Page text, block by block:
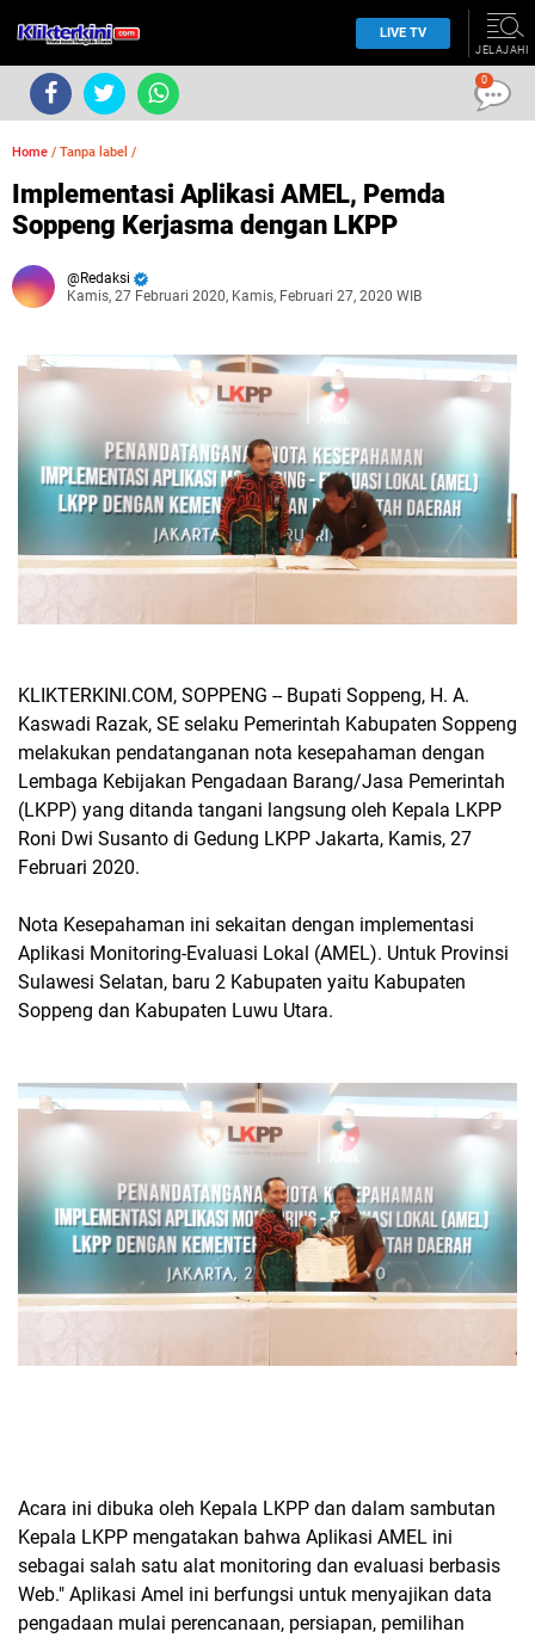
LIVE TV
JELAJAHI
Home / Tanpa label /
Implementasi Aplikasi AMEL, Pemda
Soppeng Kerjasma dengan LKPP
Redaksi
Kamis, 27 Februari 2020, Kamis, Februari 27, 2020 WIB
KLIKTERKINI.COM, SOPPENG -- Bupati Soppeng, H. A.
Kaswadi Razak, SE selaku Pemerintah Kabupaten Soppeng
melakukan pendatanganan nota kesepahaman dengan
Lembaga Kebijakan Pengadaan Barang/Jasa Pemerintah
(LKPP) yang ditanda tangani langsung oleh Kepala LKPP
Roni Dwi Susanto di Gedung LKPP Jakarta, Kamis, 27
Februari 2020.
Nota Kesepahaman ini sekaitan dengan implementasi
Aplikasi Monitoring-Evaluasi Lokal (AMEL). Untuk Provinsi
Sulawesi Selatan, baru 2 Kabupaten yaitu Kabupaten
Soppeng dan Kabupaten Luwu Utara.
Acara ini dibuka oleh Kepala LKPP dan dalam sambutan
Kepala LKPP mengatakan bahwa Aplikasi AMEL ini
sebagai salah satu alat monitoring dan evaluasi berbasis
Web." Aplikasi Amel ini berfungsi untuk menyajikan data
pengadaan mulai perencanaan, persiapan, pemilihan
0